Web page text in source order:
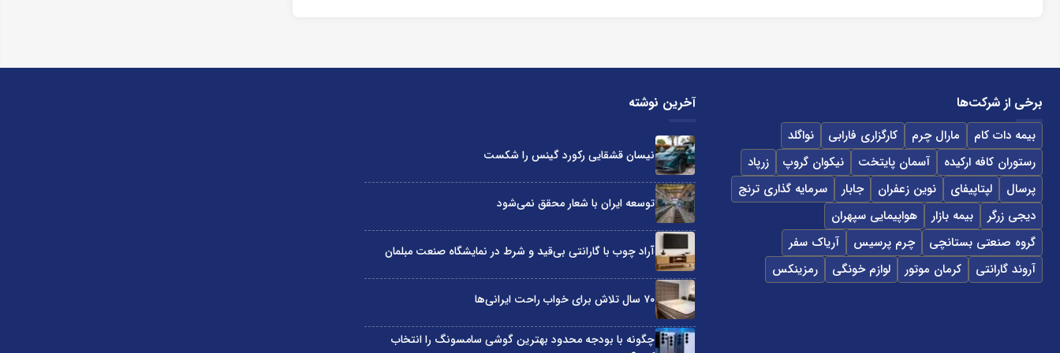
برخی از شرکت‌ها
بیمه دات کام مارال چرم کارگزاری فارابی
نواگلد
رستوران کافه ارکیده
آسمان پایتخت نیکوان گروپ
زرپاد
پرسال
لپتاپیفای نوین زعفران جابار
سرمایه گذاری ترنج
دیجی زرگر
بیمه بازار
هواپیمایی سپهران
گروه صنعتی بستانچی
چرم پرسیس
آریاک سفر
آروند گارانتی
کرمان موتور لوازم خونگی رمزینکس
آخرین نوشته
نیسان قشقایی رکورد گینس را شکست
توسعه ایران با شعار محقق نمی‌شود
آراد چوب با گارانتی بی‌قید و شرط در نمایشگاه صنعت مبلمان
۷۰ سال تلاش برای خواب راحت ایرانی‌ها
چگونه با بودجه محدود بهترین گوشی سامسونگ را انتخاب